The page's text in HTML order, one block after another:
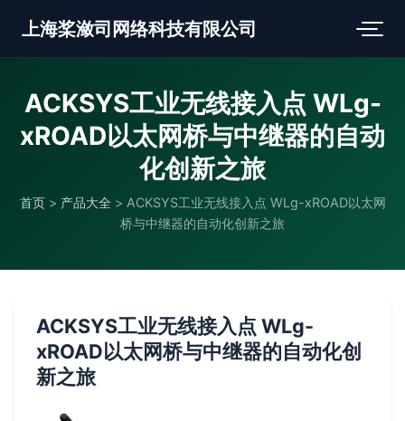
上海桨潋司网络科技有限公司
ACKSYS工业无线接入点 WLg-
xROAD以太网桥与中继器的自动
化创新之旅
首页 > 产品大全 > ACKSYS工业无线接入点 WLg-xROAD以太网
桥与中继器的自动化创新之旅
ACKSYS工业无线接入点 WLg-
xROAD以太网桥与中继器的自动化创
新之旅